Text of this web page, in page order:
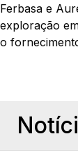
Ferbasa e
exploração
o